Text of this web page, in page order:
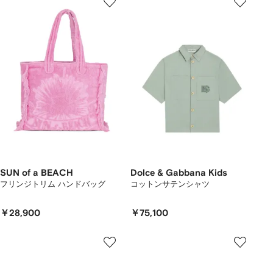
SUN of a BEACH
フリンジトリム ハンドバッグ
￥28,900
Dolce & Gabbana Kids
コットンサテンシャツ
￥75,100